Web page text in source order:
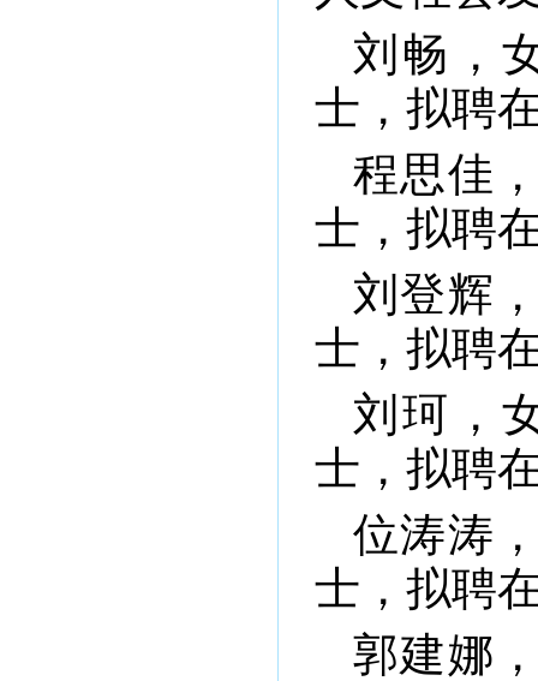
刘畅，
士，拟聘
程思佳
士，拟聘
刘登辉
士，拟聘
刘珂，
士，拟聘
位涛涛
士，拟聘
郭建娜